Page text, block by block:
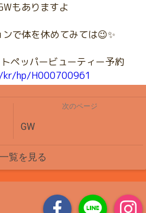
もありますよ
で体を休めてみては😉✨
ペッパービューティー予約
hp/H000700961
次のページ
GW
覧を見る